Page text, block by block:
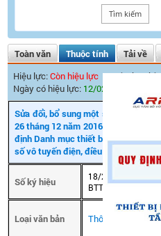
Toàn văn Thuộc tính Tải về
Hiệu lực:Còn hiệu lực Ngày ban
Ngày có hiệu lực: 12/02/2019
Sửa đổi, bổ sung một số Điều của
26 tháng 12 năm 2016 của Bộ
định Danh mục thiết bị vô tuyến
số vô tuyến điện, điều khiển kỹ
Số ký hiệu
18/2018/TT-
BTTTT
Loại văn bản Thông tư